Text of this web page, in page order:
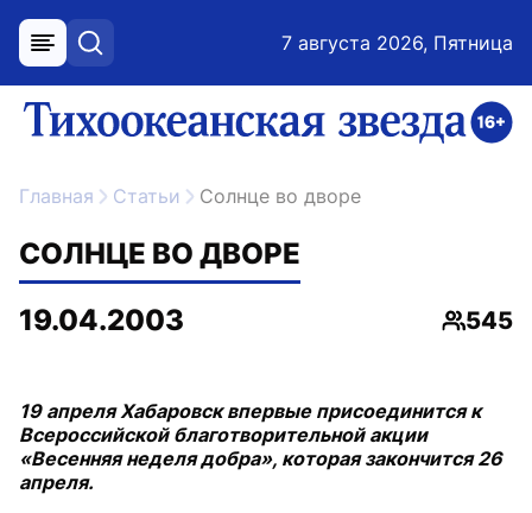
меню поиск 7 августа 2026, Пятница
ссылка на главную
Главная Статьи Солнце во дворе
СОЛНЦЕ ВО ДВОРЕ
19.04.2003
545
19 апреля Хабаровск впервые присоединится к
Всероссийской благотворительной акции
«Весенняя неделя добра», которая закончится 26
апреля.